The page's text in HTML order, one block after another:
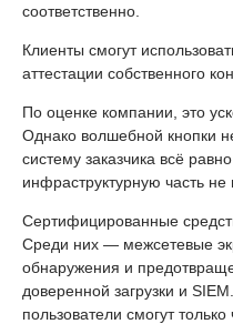
соответственно.
Клиенты смогут
аттестации собственного
По оценке компании, это
Однако волшебной кнопки
систему заказчика всё
инфраструктурную часть не
Сертифицированные
Среди них — межсетевые
обнаружения и
доверенной загрузки и
пользователи смогут